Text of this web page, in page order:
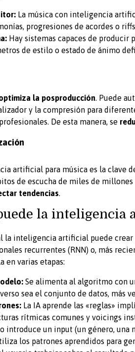
La música con inteligencia
progresiones de acordes o
Hay sistemas capaces de producir
de estilo o estado de ánimo
la posproducción. Puede
y la compresión para
De esta manera, se
artificial para música es la clave
de escucha de miles de millones
tendencias.
la inteligencia
la inteligencia artificial puede crear
recurrentes (RNN) o, más
en varias etapas:
Se alimenta al algoritmo con
sea el conjunto de datos, más
La IA aprende las «reglas»
rítmicas comunes y voicings
introduce un input (un género,
los patrones aprendidos para